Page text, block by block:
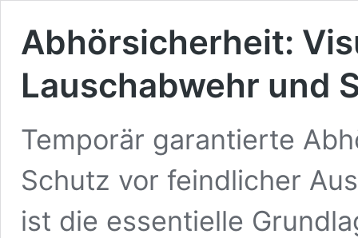
Abhörsicherheit:
Lauschabwehr und
Temporär garantierte
Schutz vor feindlicher
ist die essentielle